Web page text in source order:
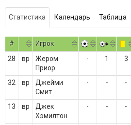
Статистика Календарь Таблица
# Игрок
28
вр
Жером
Приор
- 1 3
32 вр
Джейми
Смит
- - -
13 вр
Джек
Хэмилтон
- - -